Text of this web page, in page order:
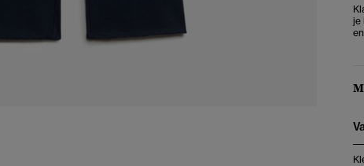
je